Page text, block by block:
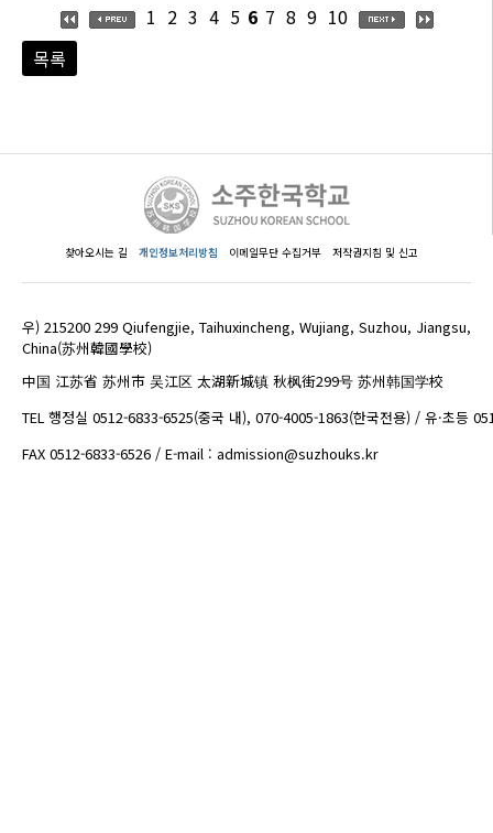
1 2 3 4 5 6 7 8 9 10
목록
찾아오시는 길 개인정보처리방침 이메일무단 수집거부 저작권지침 및 신고
우) 215200 299 Qiufengjie, Taihuxincheng, Wujiang, Suzhou, Jiangsu,
China(苏州韓國學校)
中国 江苏省 苏州市 吴江区 太湖新城镇 秋枫街299号 苏州韩国学校
TEL 행정실 0512-6833-6525(중국 내), 070-4005-1863(한국전용) / 유·초등
FAX 0512-6833-6526 / E-mail : admission@suzhouks.kr